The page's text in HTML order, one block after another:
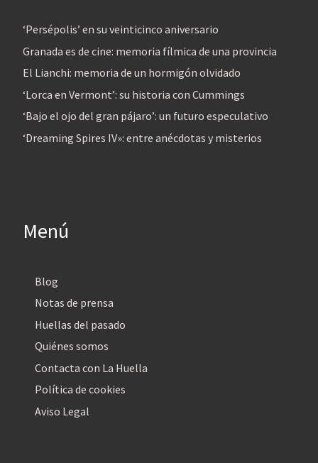
‘Persépolis’ en su veinticinco aniversario
Granada es de cine: memoria fílmica de una provincia
El Lianchi: memoria de un hormigón olvidado
‘Lorca en Vermont’: su historia con Cummings
‘Bajo el ojo del gran pájaro’: un futuro especulativo
‘Dreaming Spires IV»: entre anécdotas y misterios
Menú
Blog
Notas de prensa
Huellas del pasado
Quiénes somos
Contacta con La Huella
Política de cookies
Aviso Legal